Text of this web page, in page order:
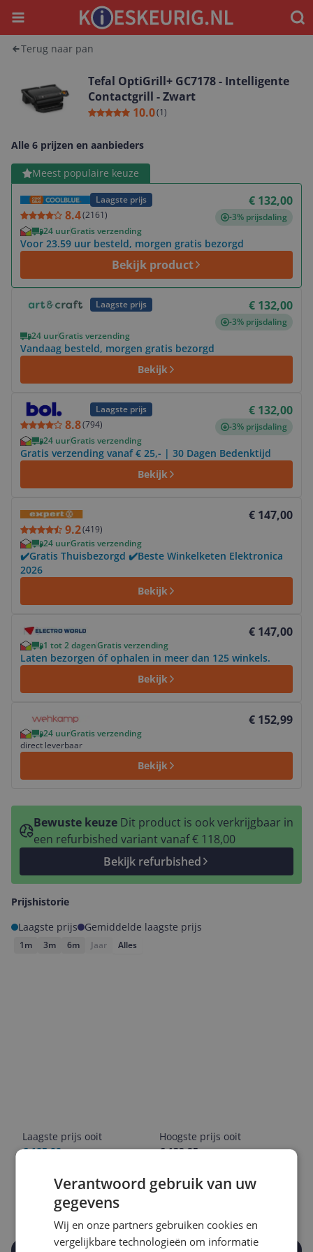
Menu
Terug naar pan
Tefal OptiGrill+ GC7178 - Intelligente
Contactgrill - Zwart
10.0(1)
Alle 6 prijzen en aanbieders
Meest populaire keuze
Laagste prijs
8.4(2161)
€ 132,00
-3% prijsdaling
24 uurGratis verzending
Voor 23.59 uur besteld, morgen gratis bezorgd
Bekijk product
Bekijk product
Laagste prijs € 132,00
-3% prijsdaling
24 uurGratis verzending
Vandaag besteld, morgen gratis bezorgd
Bekijk
Laagste prijs
8.8(794)
€ 132,00
-3% prijsdaling
24 uurGratis verzending
Gratis verzending vanaf € 25,- | 30 Dagen Bedenktijd
Bekijk
Bekijk product
9.2(419)
€ 147,00
24 uurGratis verzending
✔️Gratis Thuisbezorgd ✔️Beste Winkelketen Elektronica
2026
Bekijk
€ 147,00
1 tot 2 dagenGratis verzending
Laten bezorgen óf ophalen in meer dan 125 winkels.
Bekijk
€ 152,99
24 uurGratis verzending
direct leverbaar
Bekijk
Bewuste keuze Dit product is ook verkrijgbaar in
een refurbished variant vanaf € 118,00
Bekijk refurbished
Prijshistorie
Laagste prijs
Gemiddelde laagste prijs
1m 3m 6m Jaar Alles
Laagste prijs ooit
€ 105,00
Hoogste prijs ooit
€ 139,95
Goedkoopste nu
€ 132,00
Laatste prijsupdate
Verantwoord gebruik van uw
gegevens
Wij en onze partners gebruiken cookies en
vergelijkbare technologieën om informatie